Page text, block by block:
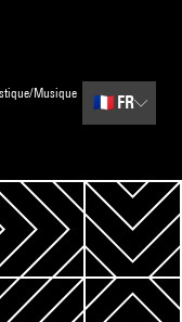
Musique
🇫🇷 FR